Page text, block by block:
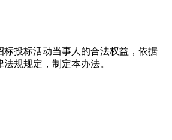
投标活动当事人的合法权益，依据
规规定，制定本办法。